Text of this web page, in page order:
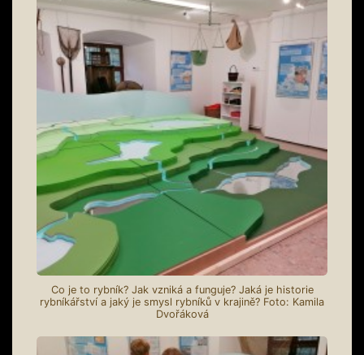
Co je to rybník? Jak vzniká a funguje? Jaká je historie
rybníkářství a jaký je smysl rybníků v krajině? Foto: Kamila
Dvořáková